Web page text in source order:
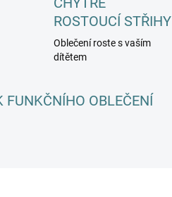
ROSTOUCÍ STŘIHY
Oblečení roste s vaším
dítětem
OBLEČENÍ